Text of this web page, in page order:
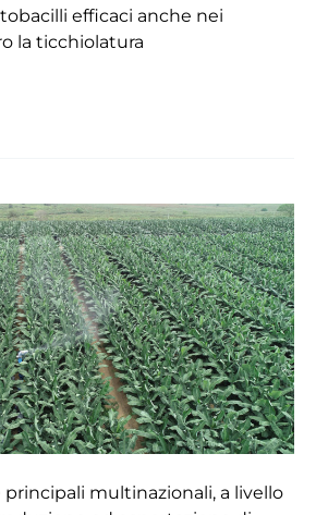
efficaci anche nei
la ticchiolatura
principali multinazionali, a livello